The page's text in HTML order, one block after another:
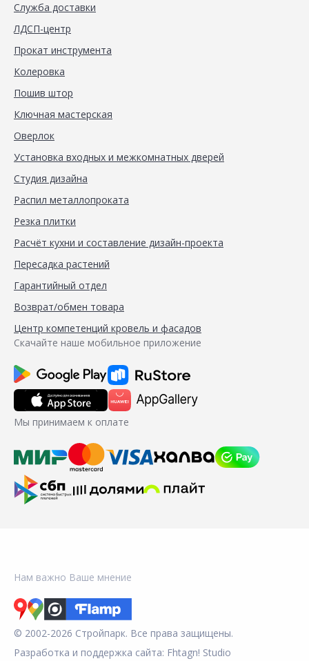
Служба доставки
ЛДСП-центр
Прокат инструмента
Колеровка
Пошив штор
Ключная мастерская
Оверлок
Установка входных и межкомнатных дверей
Студия дизайна
Распил металлопроката
Резка плитки
Расчёт кухни и составление дизайн-проекта
Пересадка растений
Гарантийный отдел
Возврат/обмен товара
Центр компетенций кровель и фасадов
Скачайте наше мобильное приложение
Мы принимаем к оплате
Нам важно Ваше мнение
© 2002-2026 Стройпарк. Все права защищены.
Разработка и поддержка сайта: Fhtagn! Studio